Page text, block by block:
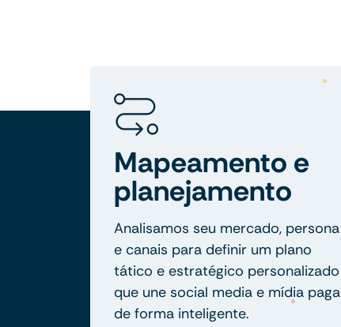
Mapeamento e
planejamento
Analisamos seu mercado, persona
e canais para definir um plano
tático e estratégico personalizado
que une social media e mídia paga
de forma inteligente.